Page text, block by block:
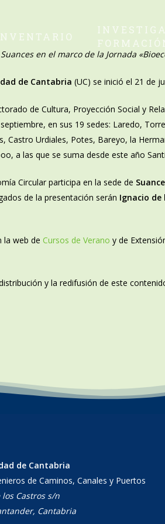
en el marco de la Jornada
de Cantabria (UC) se inició el 21 de
de Cultura, Proyección Social y
en sus 19 sedes: Laredo,
Urdiales, Potes, Bareyo, la
a las que se suma desde este año
Circular participa en la sede de
de la presentación serán Ignacio de
la web de Cursos de Verano y de
y la redifusión de este
de Cantabria
de Caminos, Canales y Puertos
Castros s/n
Cantabria